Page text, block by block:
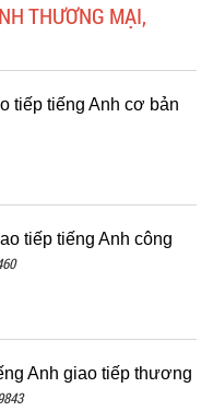
THƯƠNG MẠI,
tiếp tiếng Anh cơ bản
tiếp tiếng Anh công
Anh giao tiếp thương